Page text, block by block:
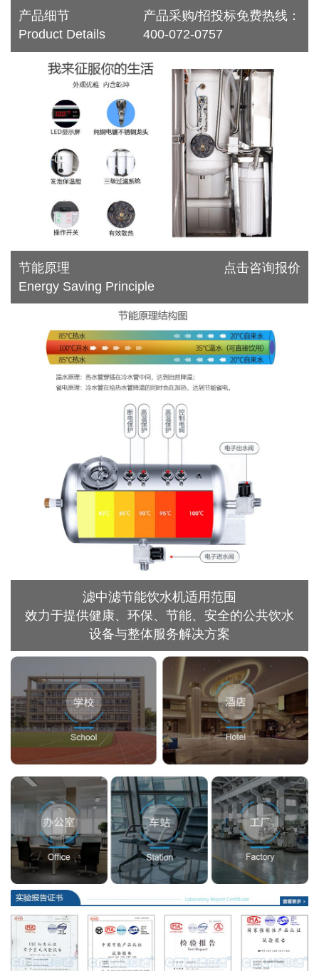
产品细节
Product Details
产品采购/招投标免费热线：
400-072-0757
节能原理
Energy Saving Principle
点击咨询报价
滤中滤节能饮水机适用范围
效力于提供健康、环保、节能、安全的公共饮水
设备与整体服务解决方案